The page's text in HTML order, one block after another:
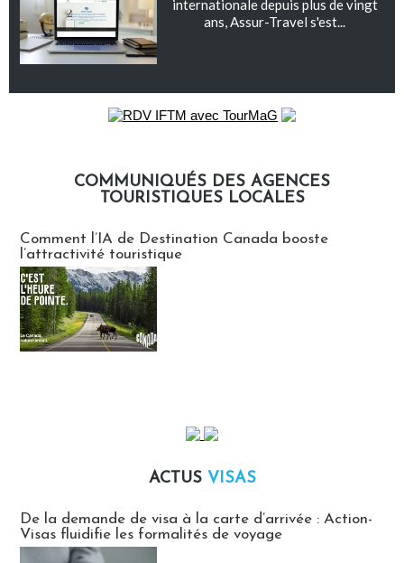
internationale depuis plus de vingt
ans, Assur-Travel s'est...
COMMUNIQUÉS DES AGENCES
TOURISTIQUES LOCALES
Comment l’IA de Destination Canada booste
l’attractivité touristique
ACTUS VISAS
De la demande de visa à la carte d’arrivée : Action-
Visas fluidifie les formalités de voyage